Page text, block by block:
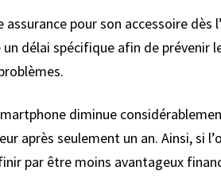
pour son accessoire dès
délai spécifique afin de prévenir
diminue
après seulement un an. Ainsi, si
par être moins avantageux